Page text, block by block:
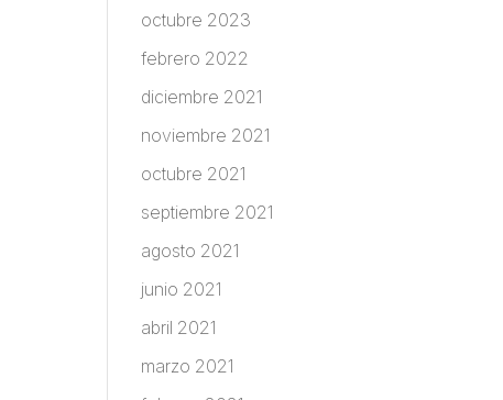
octubre 2023
febrero 2022
diciembre 2021
noviembre 2021
octubre 2021
septiembre 2021
agosto 2021
junio 2021
abril 2021
marzo 2021